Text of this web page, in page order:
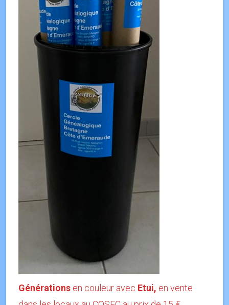
Générations en couleur avec Etui, en vente